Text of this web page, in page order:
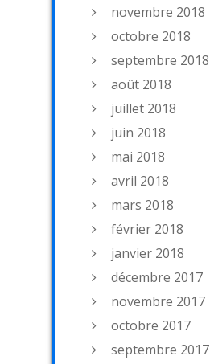
novembre 2018
octobre 2018
septembre 2018
août 2018
juillet 2018
juin 2018
mai 2018
avril 2018
mars 2018
février 2018
janvier 2018
décembre 2017
novembre 2017
octobre 2017
septembre 2017